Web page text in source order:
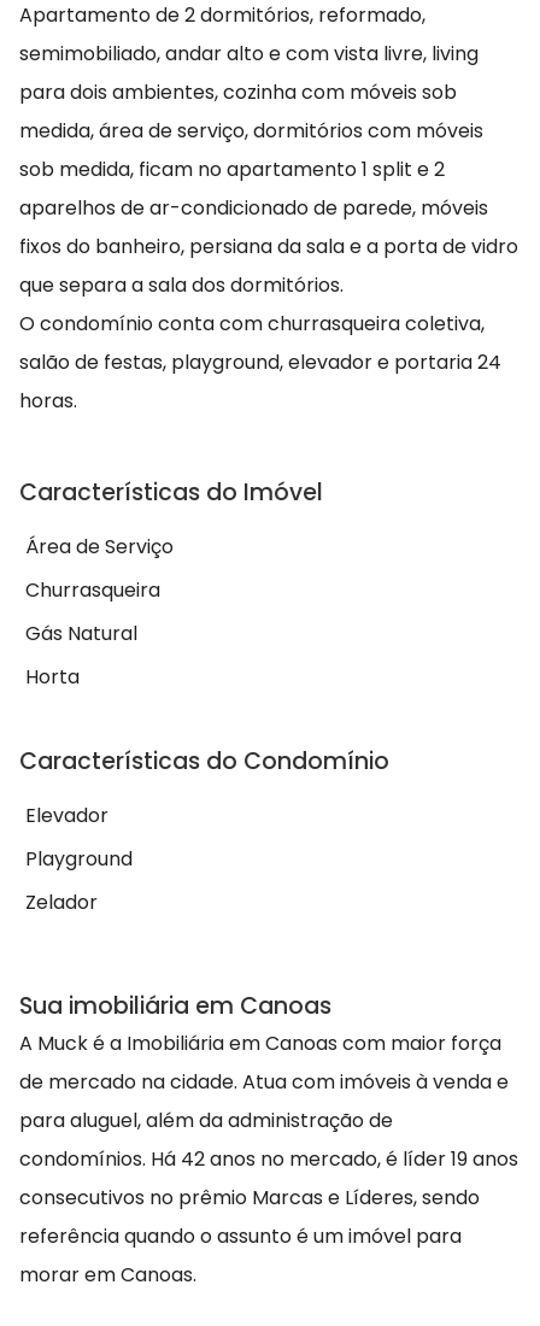
Apartamento de 2 dormitórios, reformado,
semimobiliado, andar alto e com vista livre, living
para dois ambientes, cozinha com móveis sob
medida, área de serviço, dormitórios com móveis
sob medida, ficam no apartamento 1 split e 2
aparelhos de ar-condicionado de parede, móveis
fixos do banheiro, persiana da sala e a porta de vidro
que separa a sala dos dormitórios.
O condomínio conta com churrasqueira coletiva,
salão de festas, playground, elevador e portaria 24
horas.
Características do Imóvel
Área de Serviço
Churrasqueira
Gás Natural
Horta
Características do Condomínio
Elevador
Playground
Zelador
Sua imobiliária em Canoas
A Muck é a Imobiliária em Canoas com maior força
de mercado na cidade. Atua com imóveis à venda e
para aluguel, além da administração de
condomínios. Há 42 anos no mercado, é líder 19 anos
consecutivos no prêmio Marcas e Líderes, sendo
referência quando o assunto é um imóvel para
morar em Canoas.